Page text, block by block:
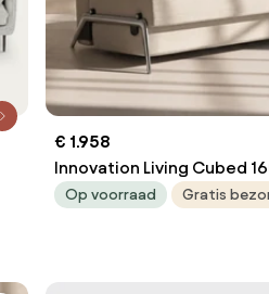
€ 1.958
Innovation Living Cubed
Tweepersoons Slaapbank
Op voorraad Gratis